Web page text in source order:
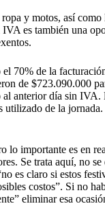
y motos, así
es también una
70% de la
de $723.090.000
anterior día sin
de la
lo importante es en
Se trata aquí, no
es claro si estos
costos”. Si no
eliminar esa